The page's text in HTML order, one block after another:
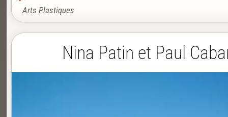
Arts Plastiques
Nina Patin et Paul